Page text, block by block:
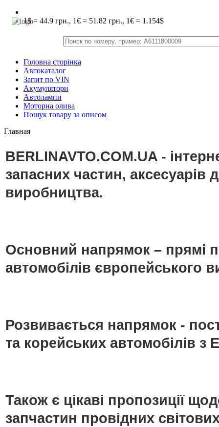
1$ = 44.9 грн., 1€ = 51.82 грн., 1€ = 1.154$
Головна сторінка
Автокаталог
Запит по VIN
Акумулятори
Автолампи
Моторна олива
Пошук товару за описом
Главная
BERLINAVTO.COM.UA -
запасних частин, аксесуарів
виробництва.
Основний напрямок – прямі
автомобілів європейського
Розвивається напрямок -
та корейських автомобілів з
Також є цікаві пропозиції
запчастин провідних